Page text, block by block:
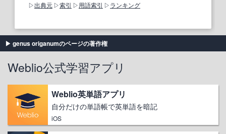
出典元 索引 用語索引 ランキング
genus origanumのページの著作権
Weblio公式学習アプリ
Weblio英単語アプリ
自分だけの単語帳で英単語を暗記
iOS